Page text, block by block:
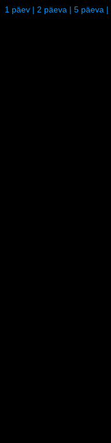
1 päev | 2 päeva | 5 päeva |